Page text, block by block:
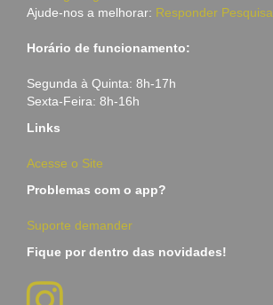
Ajude-nos a melhorar: Responder Pesquisa
Horário de funcionamento:
Segunda à Quinta: 8h-17h
Sexta-Feira: 8h-16h
Links
Acesse o Site
Problemas com o app?
Suporte demander
Fique por dentro das novidades!